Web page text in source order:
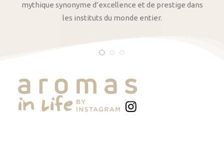
mythique synonyme d’excellence et de prestige dans
les instituts du monde entier.